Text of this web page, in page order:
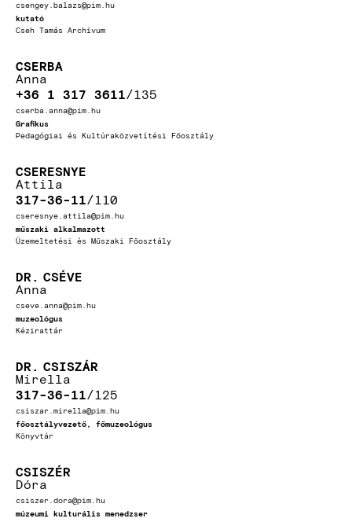
csengey.balazs@pim.hu
kutató
Cseh Tamás Archívum
CSERBA
Anna
+36 1 317 3611 135
cserba.anna@pim.hu
Grafikus
Pedagógiai és Kultúraközvetítési Főosztály
CSERESNYE
Attila
317-36-11 110
cseresnye.attila@pim.hu
műszaki alkalmazott
Üzemeltetési és Műszaki Főosztály
DR. CSÉVE
Anna
cseve.anna@pim.hu
muzeológus
Kézirattár
DR. CSISZÁR
Mirella
317-36-11 125
csiszar.mirella@pim.hu
főosztályvezető, főmuzeológus
Könyvtár
CSISZÉR
Dóra
csiszer.dora@pim.hu
múzeumi kulturális menedzser